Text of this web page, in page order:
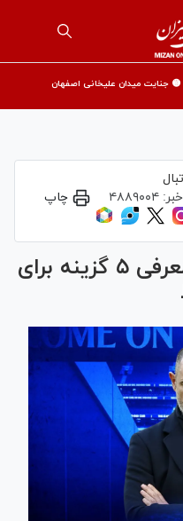
🟡 جنایت میدان علیخانی اصفهان
۴۸۸۹۰۰۴ چاپ
اسپرز در اندیشه بقا/ معرفی ۵ گزینه برای